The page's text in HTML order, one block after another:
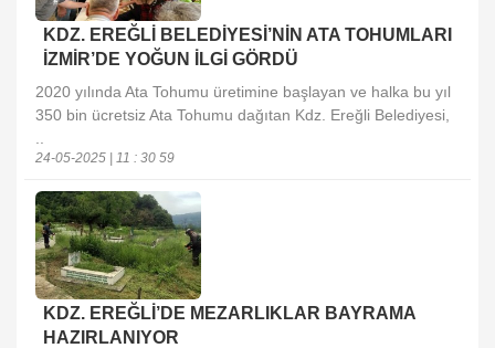
KDZ. EREĞLİ BELEDİYESİ’NİN ATA TOHUMLARI
İZMİR’DE YOĞUN İLGİ GÖRDÜ
2020 yılında Ata Tohumu üretimine başlayan ve halka bu yıl
350 bin ücretsiz Ata Tohumu dağıtan Kdz. Ereğli Belediyesi,
..
24-05-2025 | 11 : 30 59
KDZ. EREĞLİ’DE MEZARLIKLAR BAYRAMA
HAZIRLANIYOR